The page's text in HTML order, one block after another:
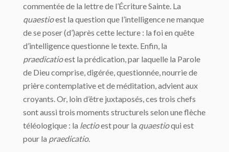
commentée de la lettre de l’Écriture Sainte. La
quaestioest la question que l’intelligence ne manque
de se poser (d’)après cette lecture : la foi en quête
d’intelligence questionne le texte. Enfin, la
praedicatioest la prédication, par laquelle la Parole
de Dieu comprise, digérée, questionnée, nourrie de
prière contemplative et de méditation, advient aux
croyants. Or, loin d’être juxtaposés, ces trois chefs
sont aussi trois moments structurels selon une flèche
téléologique : la lectioest pour la quaestioqui est
pour la praedicatio.